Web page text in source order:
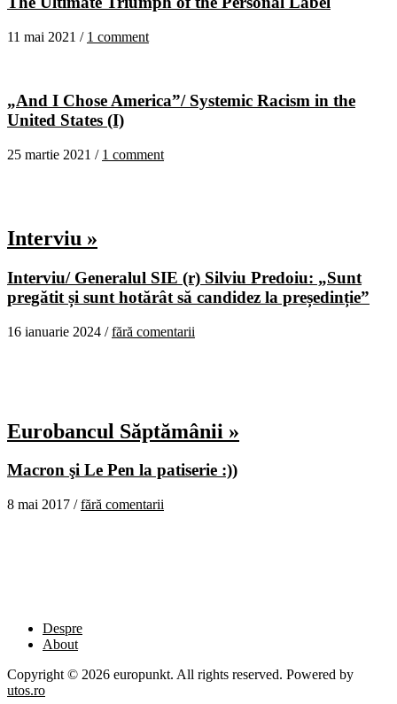
11 mai 2021 / 1 comment
„And I Chose America”/ Systemic Racism in the
United States (I)
25 martie 2021 / 1 comment
Interviu »
Interviu/ Generalul SIE (r) Silviu Predoiu: „Sunt
pregătit și sunt hotărât să candidez la președinție”
16 ianuarie 2024 /fără comentarii
Eurobancul Săptămânii »
Macron şi Le Pen la patiserie :))
8 mai 2017 /fără comentarii
Despre
About
Copyright © 2026 europunkt. All rights reserved. Powered by
utos.ro